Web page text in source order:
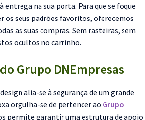
entrega na sua porta. Para que se foque
os seus padrões favoritos, oferecemos
as suas compras. Sem rasteiras, sem
ocultos no carrinho.
Grupo DNEmpresas
alia-se à segurança de um grande
orgulha-se de pertencer ao Grupo
permite garantir uma estrutura de apoio